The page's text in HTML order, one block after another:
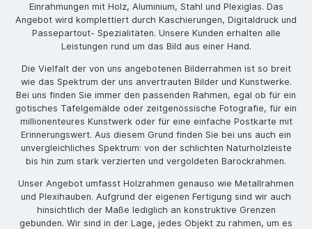
Einrahmungen mit Holz, Aluminium, Stahl und Plexiglas. Das
Angebot wird komplettiert durch Kaschierungen, Digitaldruck und
Passepartout- Spezialitäten. Unsere Kunden erhalten alle
Leistungen rund um das Bild aus einer Hand.
Die Vielfalt der von uns angebotenen Bilderrahmen ist so breit
wie das Spektrum der uns anvertrauten Bilder und Kunstwerke.
Bei uns finden Sie immer den passenden Rahmen, egal ob für ein
gotisches Tafelgemälde oder zeitgenössische Fotografie, für ein
millionenteures Kunstwerk oder für eine einfache Postkarte mit
Erinnerungswert. Aus diesem Grund finden Sie bei uns auch ein
unvergleichliches Spektrum: von der schlichten Naturholzleiste
bis hin zum stark verzierten und vergoldeten Barockrahmen.
Unser Angebot umfasst Holzrahmen genauso wie Metallrahmen
und Plexihauben. Aufgrund der eigenen Fertigung sind wir auch
hinsichtlich der Maße lediglich an konstruktive Grenzen
gebunden. Wir sind in der Lage, jedes Objekt zu rahmen, um es